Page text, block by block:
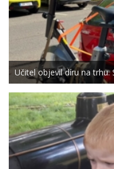
Učitel objevil díru na trhu.